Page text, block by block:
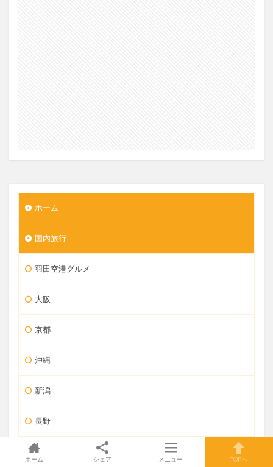
ホーム
国内旅行
羽田空港グルメ
大阪
京都
沖縄
新潟
長野
茨城
ホーム シェア メニュー TOPへ